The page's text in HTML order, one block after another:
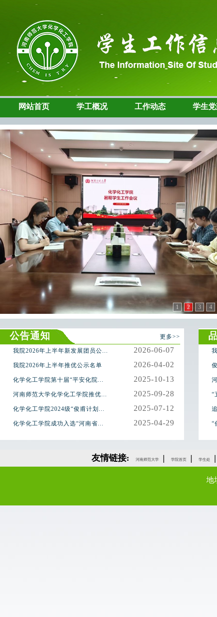
网站首页 学工概况 工作动态 学生
1 2 3 4
公告通知 更多>>
我院2026年上半年新发展团员公... 2026-06-07
我院2026年上半年推优公示名单 2026-04-02
化学化工学院第十届“平安化院... 2025-10-13
河南师范大学化学化工学院推优... 2025-09-28
化学化工学院2024级“俊甫计划... 2025-07-12
化学化工学院成功入选“河南省... 2025-04-29
“
“
1
2
3
4
5
6
友情链接: 河南师范大学 | 学院首页 | 学生处 |
地